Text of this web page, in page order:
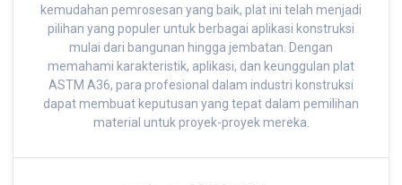
kemudahan pemrosesan yang baik, plat ini telah menjadi
pilihan yang populer untuk berbagai aplikasi konstruksi
mulai dari bangunan hingga jembatan. Dengan
memahami karakteristik, aplikasi, dan keunggulan plat
ASTM A36, para profesional dalam industri konstruksi
dapat membuat keputusan yang tepat dalam pemilihan
material untuk proyek-proyek mereka.